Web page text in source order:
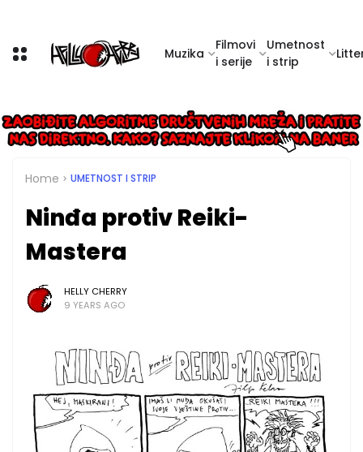
Muzika
Filmovi
i serije
Umetnost
i strip
Home UMETNOST I STRIP
Ninđa protiv Reiki-
Mastera
HELLY CHERRY
9 YEARS AGO